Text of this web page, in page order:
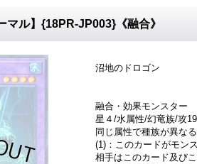
マル】{18PR-JP003}《融合》
沼地のドロゴン
融合・効果モンスター
星４/水属性/幻竜族/攻
同じ属性で種族が異な
(1)：このカードがモン
相手はこのカード及び